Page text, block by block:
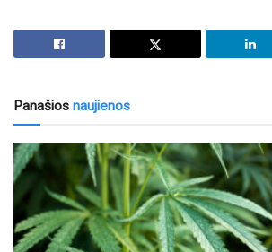
Panašios naujienos